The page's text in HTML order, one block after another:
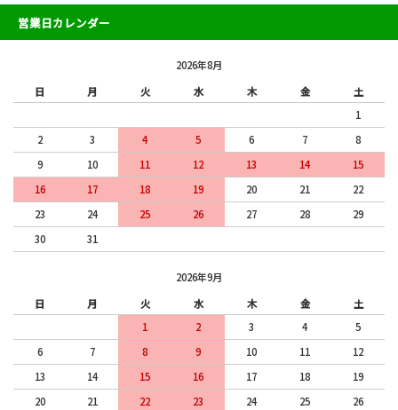
営業日カレンダー
2026年8月
日
月 火 水 木 金
土
1
2
3 4 5 6 7
8
9
10 11 12 13 14
15
16
17 18 19 20 21
22
23
24 25 26 27 28
29
30
31
2026年9月
日
月 火 水 木 金
土
1
2 3 4
5
6
7 8 9 10 11
12
13
14 15 16 17 18
19
20
21 22 23 24 25
26